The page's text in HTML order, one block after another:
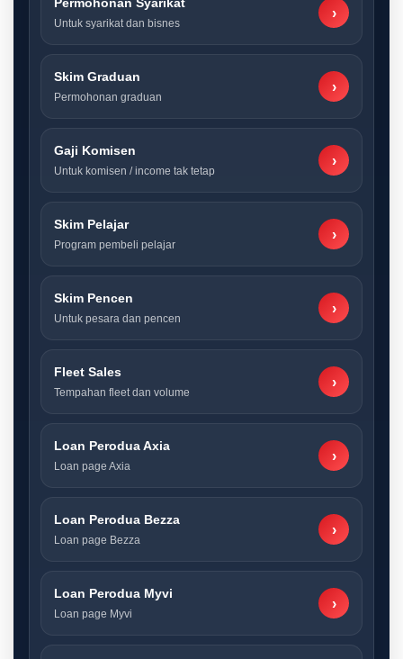
Permohonan Syarikat
Untuk syarikat dan bisnes
›
Skim Graduan
Permohonan graduan
›
Gaji Komisen
Untuk komisen / income tak tetap
›
Skim Pelajar
Program pembeli pelajar
›
Skim Pencen
Untuk pesara dan pencen
›
Fleet Sales
Tempahan fleet dan volume
›
Loan Perodua Axia
Loan page Axia
›
Loan Perodua Bezza
Loan page Bezza
›
Loan Perodua Myvi
Loan page Myvi
›